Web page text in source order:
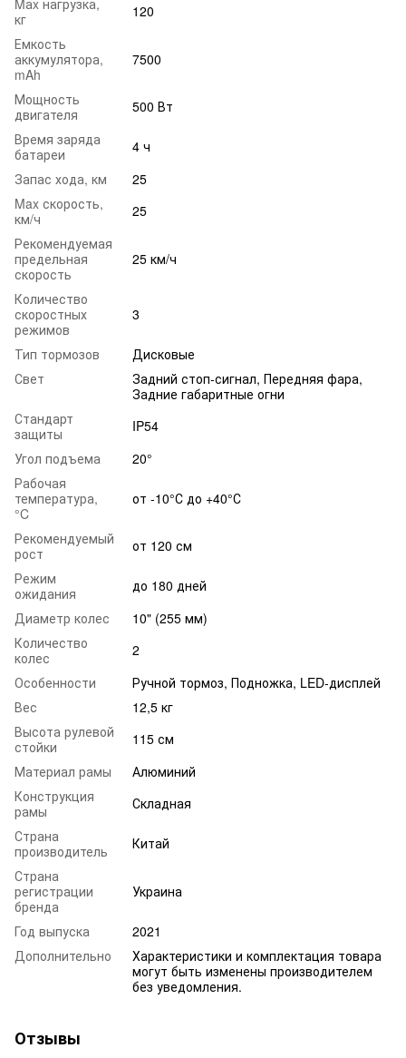
Mаx нагрузка,
кг
120
Емкость
аккумулятора,
mAh
7500
Мощность
двигателя
500 Вт
Время заряда
батареи
4 ч
Запас хода, км
25
Max скорость,
км/ч
25
Рекомендуемая
предельная
скорость
25 км/ч
Количество
скоростных
режимов
3
Тип тормозов
Дисковые
Свет
Задний стоп-сигнал, Передняя фара,
Задние габаритные огни
Стандарт
защиты
IP54
Угол подъема
20°
Рабочая
температура,
°C
от -10°С до +40°С
Рекомендуемый
рост
от 120 см
Режим
ожидания
до 180 дней
Диаметр колес
10" (255 мм)
Количество
колес
2
Особенности
Ручной тормоз, Подножка, LED-дисплей
Вес
12,5 кг
Высота рулевой
стойки
115 см
Материал рамы
Алюминий
Конструкция
рамы
Складная
Страна
производитель
Китай
Страна
регистрации
бренда
Украина
Год выпуска
2021
Дополнительно
Характеристики и комплектация товара
могут быть изменены производителем
без уведомления.
Отзывы